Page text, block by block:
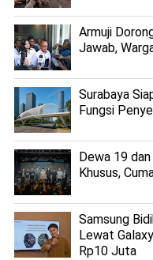
Armuji
Jawab,
Surabaya
Fungsi
Dewa 19
Khusus,
Samsung
Lewat
Rp10 Juta